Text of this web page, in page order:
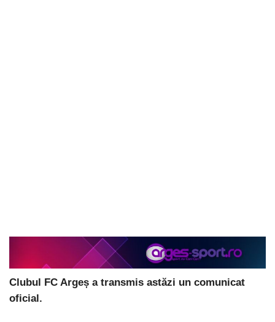
Clubul FC Argeș a transmis astăzi un comunicat
oficial.